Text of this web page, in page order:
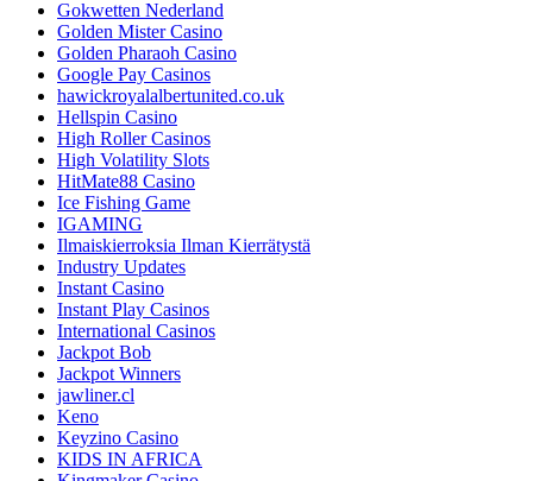
Gokwetten Nederland
Golden Mister Casino
Golden Pharaoh Casino
Google Pay Casinos
hawickroyalalbertunited.co.uk
Hellspin Casino
High Roller Casinos
High Volatility Slots
HitMate88 Casino
Ice Fishing Game
IGAMING
Ilmaiskierroksia Ilman Kierrätystä
Industry Updates
Instant Casino
Instant Play Casinos
International Casinos
Jackpot Bob
Jackpot Winners
jawliner.cl
Keno
Keyzino Casino
KIDS IN AFRICA